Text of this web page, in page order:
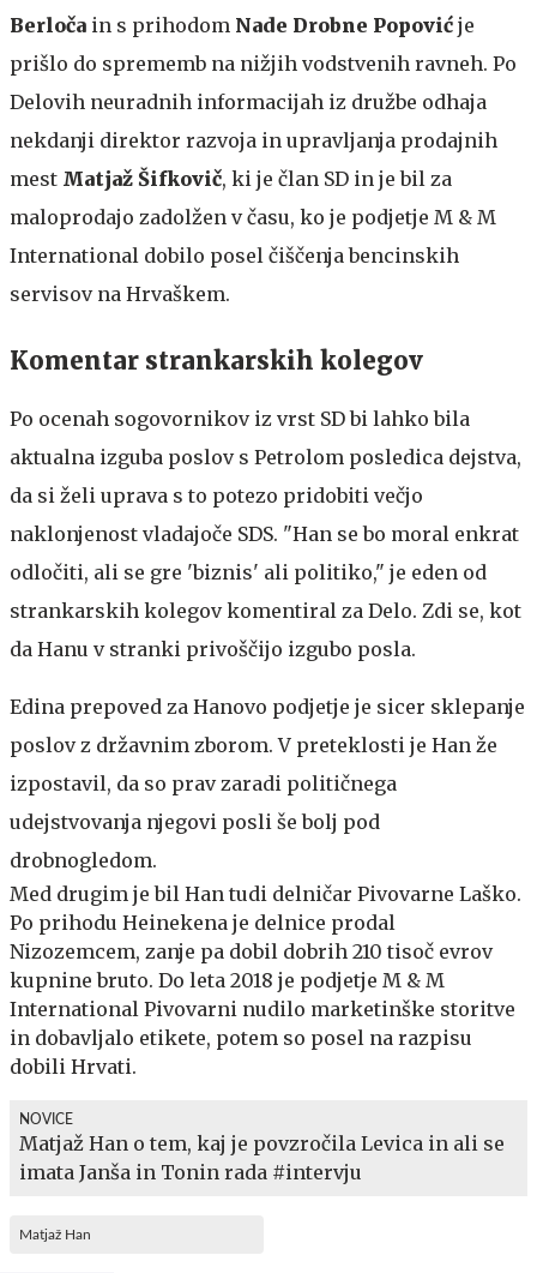
Berloča in s prihodom Nade Drobne Popović je
prišlo do sprememb na nižjih vodstvenih ravneh. Po
Delovih neuradnih informacijah iz družbe odhaja
nekdanji direktor razvoja in upravljanja prodajnih
mest Matjaž Šifkovič, ki je član SD in je bil za
maloprodajo zadolžen v času, ko je podjetje M & M
International dobilo posel čiščenja bencinskih
servisov na Hrvaškem.
Komentar strankarskih kolegov
Po ocenah sogovornikov iz vrst SD bi lahko bila
aktualna izguba poslov s Petrolom posledica dejstva,
da si želi uprava s to potezo pridobiti večjo
naklonjenost vladajoče SDS. "Han se bo moral enkrat
odločiti, ali se gre 'biznis' ali politiko," je eden od
strankarskih kolegov komentiral za Delo. Zdi se, kot
da Hanu v stranki privoščijo izgubo posla.
Edina prepoved za Hanovo podjetje je sicer sklepanje
poslov z državnim zborom. V preteklosti je Han že
izpostavil, da so prav zaradi političnega
udejstvovanja njegovi posli še bolj pod
drobnogledom.
Med drugim je bil Han tudi delničar Pivovarne Laško.
Po prihodu Heinekena je delnice prodal
Nizozemcem, zanje pa dobil dobrih 210 tisoč evrov
kupnine bruto. Do leta 2018 je podjetje M & M
International Pivovarni nudilo marketinške storitve
in dobavljalo etikete, potem so posel na razpisu
dobili Hrvati.
NOVICE
Matjaž Han o tem, kaj je povzročila Levica in ali se
imata Janša in Tonin rada #intervju
Matjaž Han